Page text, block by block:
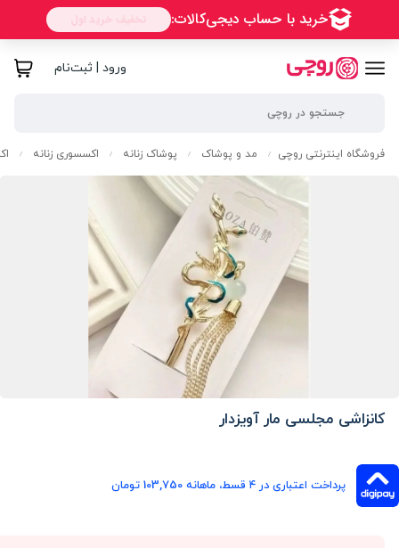
ورود | ثبت‌نام
فروشگاه اینترنتی روچی / مد و پوشاک / پوشاک زنانه / اکسسوری زنانه /
کانزاشی مجلسی مار آویزدار
پرداخت اعتباری در ۴ قسط، ماهانه 103,750 تومان